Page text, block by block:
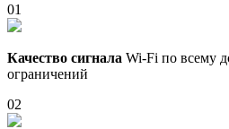
01
Качество сигнала Wi-Fi по всему
ограничений
02